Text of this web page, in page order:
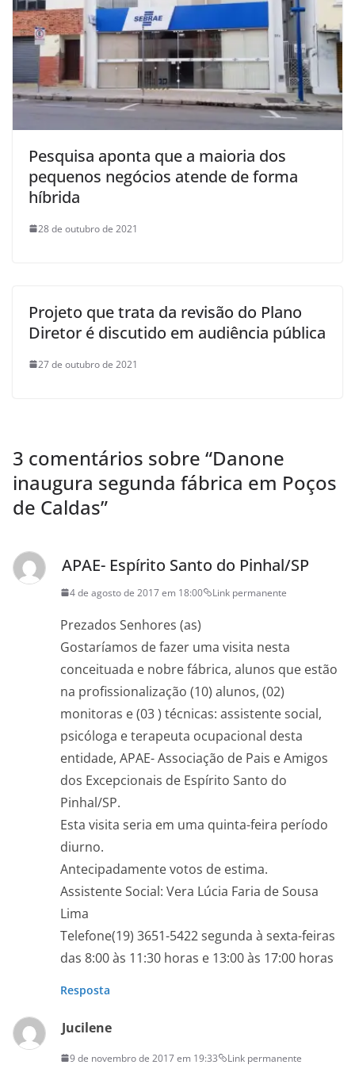
Pesquisa aponta que a maioria dos
pequenos negócios atende de forma
híbrida
28 de outubro de 2021
Projeto que trata da revisão do Plano
Diretor é discutido em audiência pública
27 de outubro de 2021
3 comentários sobre “Danone
inaugura segunda fábrica em Poços
de Caldas”
APAE- Espírito Santo do Pinhal/SP
4 de agosto de 2017 em 18:00 Link permanente
Prezados Senhores (as)
Gostaríamos de fazer uma visita nesta
conceituada e nobre fábrica, alunos que estão
na profissionalização (10) alunos, (02)
monitoras e (03 ) técnicas: assistente social,
psicóloga e terapeuta ocupacional desta
entidade, APAE- Associação de Pais e Amigos
dos Excepcionais de Espírito Santo do
Pinhal/SP.
Esta visita seria em uma quinta-feira período
diurno.
Antecipadamente votos de estima.
Assistente Social: Vera Lúcia Faria de Sousa
Lima
Telefone(19) 3651-5422 segunda à sexta-feiras
das 8:00 às 11:30 horas e 13:00 às 17:00 horas
Resposta
Jucilene
9 de novembro de 2017 em 19:33 Link permanente